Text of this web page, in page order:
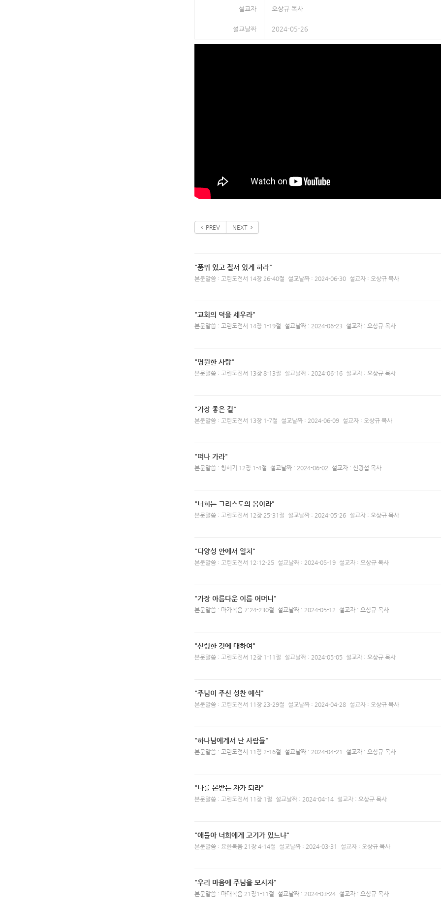
설교자 오상규 목사
설교날짜 2024-05-26
PREV NEXT
"품위 있고 질서 있게 하라"
본문말씀 : 고린도전서 14장 26-40절 설교날짜 : 2024-06-30 설교자 : 오상규 목사
"교회의 덕을 세우라"
본문말씀 : 고린도전서 14장 1-19절 설교날짜 : 2024-06-23 설교자 : 오상규 목사
"영원한 사랑"
본문말씀 : 고린도전서 13장 8-13절 설교날짜 : 2024-06-16 설교자 : 오상규 목사
"가장 좋은 길"
본문말씀 : 고린도전서 13장 1-7절 설교날짜 : 2024-06-09 설교자 : 오상규 목사
"떠나 가라"
본문말씀 : 창세기 12장 1-4절 설교날짜 : 2024-06-02 설교자 : 신광섭 목사
"너희는 그리스도의 몸이라"
본문말씀 : 고린도전서 12장 25-31절 설교날짜 : 2024-05-26 설교자 : 오상규 목사
"다양성 안에서 일치"
본문말씀 : 고린도전서 12:12-25 설교날짜 : 2024-05-19 설교자 : 오상규 목사
"가장 아름다운 이름 어머니"
본문말씀 : 마가복음 7:24-230절 설교날짜 : 2024-05-12 설교자 : 오상규 목사
"신령한 것에 대하여"
본문말씀 : 고린도전서 12장 1-11절 설교날짜 : 2024-05-05 설교자 : 오상규 목사
"주님이 주신 성찬 예식"
본문말씀 : 고린도전서 11장 23-29절 설교날짜 : 2024-04-28 설교자 : 오상규 목사
"하나님에게서 난 사람들"
본문말씀 : 고린도전서 11장 2-16절 설교날짜 : 2024-04-21 설교자 : 오상규 목사
"나를 본받는 자가 되라"
본문말씀 : 고린도전서 11장 1절 설교날짜 : 2024-04-14 설교자 : 오상규 목사
"애들아 너희에게 고기가 있느냐"
본문말씀 : 요한복음 21장 4-14절 설교날짜 : 2024-03-31 설교자 : 오상규 목사
"우리 마음에 주님을 모시자"
본문말씀 : 마태복음 21장1-11절 설교날짜 : 2024-03-24 설교자 : 오상규 목사